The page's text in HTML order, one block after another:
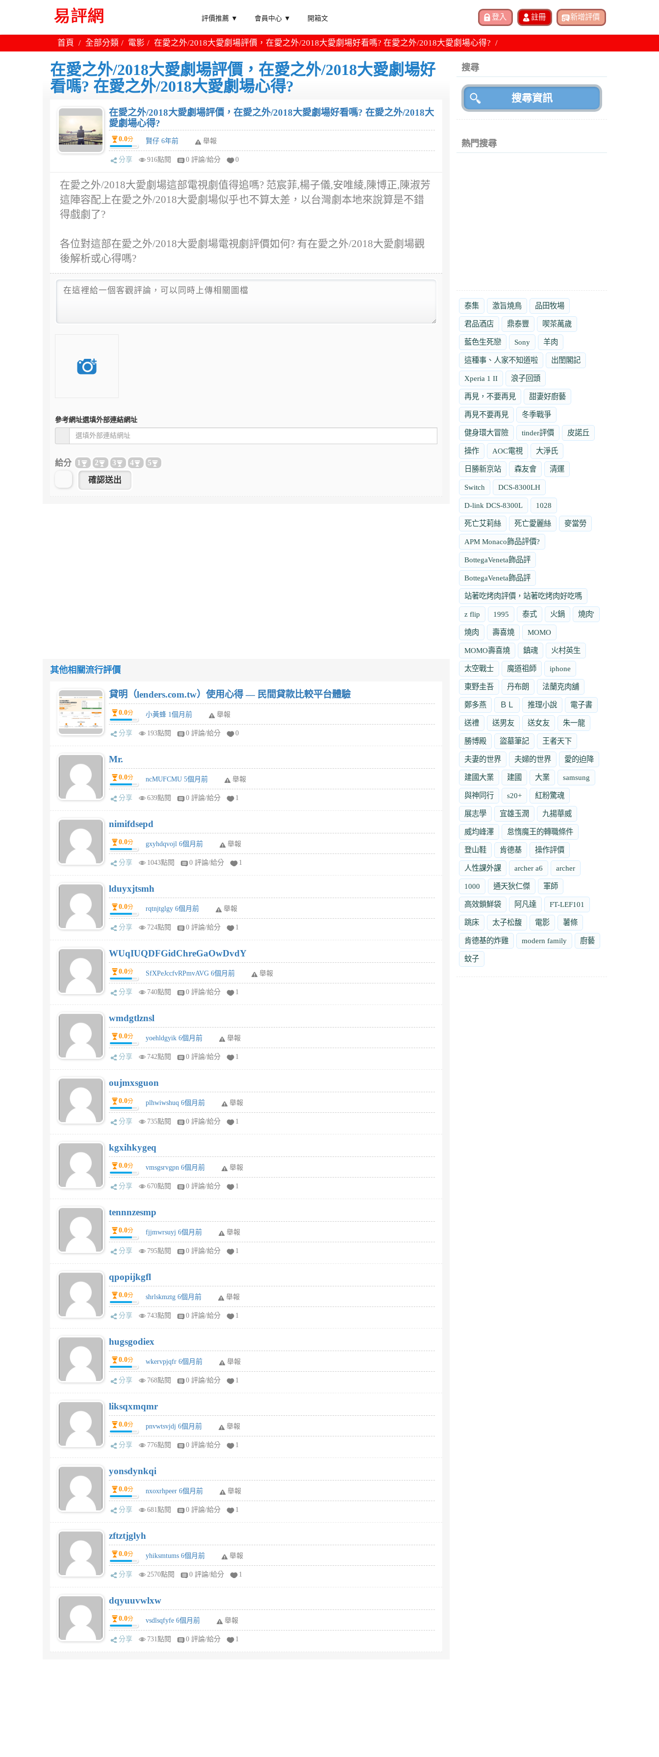
評價推薦 ▼ 會員中心 ▼ 開箱文
首頁 全部分類 電影 在愛之外/2018大愛劇場評價，在愛之外/2018大愛劇場好看嗎? 在愛之外/2018大愛劇場心得?
在愛之外/2018大愛劇場評價，在愛之外/2018大愛劇場好
看嗎? 在愛之外/2018大愛劇場心得?
在愛之外/2018大愛劇場評價，在愛之外/2018大愛劇場好看嗎? 在愛之外/2018大
愛劇場心得?
0.0分 賢仔 6年前 舉報
分享 916點閱 0 評論/給分 0
在愛之外/2018大愛劇場這部電視劇值得追嗎? 范宸菲,楊子儀,安唯綾,陳博正,陳淑芳
這陣容配上在愛之外/2018大愛劇場似乎也不算太差，以台灣劇本地來說算是不錯
得戲劇了?
各位對這部在愛之外/2018大愛劇場電視劇評價如何? 有在愛之外/2018大愛劇場觀
後解析或心得嗎?
參考網址選填外部連結網址
給分 1 2 3 4 5
其他相關流行評價
貸明（lenders.com.tw）使用心得 — 民間貸款比較平台體驗
0.0分 小黃蜂 1個月前 舉報
分享 193點閱 0 評論/給分 0
Mr.
0.0分 ncMUFCMU 5個月前 舉報
分享 639點閱 0 評論/給分 1
nimifdsepd
0.0分 gxyhdqvojl 6個月前 舉報
分享 1043點閱 0 評論/給分 1
lduyxjtsmh
0.0分 rqtnjtglgy 6個月前 舉報
分享 724點閱 0 評論/給分 1
WUqIUQDFGidChreGaOwDvdY
0.0分 SfXPeJccfvRPmvAVG 6個月前 舉報
分享 740點閱 0 評論/給分 1
wmdgtlznsl
0.0分 yoehldgyik 6個月前 舉報
分享 742點閱 0 評論/給分 1
oujmxsguon
0.0分 plhwiwshuq 6個月前 舉報
分享 735點閱 0 評論/給分 1
kgxihkygeq
0.0分 vmsgsrvgpn 6個月前 舉報
分享 670點閱 0 評論/給分 1
tennnzesmp
0.0分 fjjmwrsuyj 6個月前 舉報
分享 795點閱 0 評論/給分 1
qpopijkgfl
0.0分 shrlskmztg 6個月前 舉報
分享 743點閱 0 評論/給分 1
hugsgodiex
0.0分 wkervpjqfr 6個月前 舉報
分享 768點閱 0 評論/給分 1
liksqxmqmr
0.0分 pnvwtsvjdj 6個月前 舉報
分享 776點閱 0 評論/給分 1
yonsdynkqi
0.0分 nxoxrhpeer 6個月前 舉報
分享 681點閱 0 評論/給分 1
zftztjglyh
0.0分 yhiksmtums 6個月前 舉報
分享 2570點閱 0 評論/給分 1
dqyuuvwlxw
0.0分 vsdlsqfyfe 6個月前 舉報
分享 731點閱 0 評論/給分 1
搜尋
熱門搜尋
泰集 激旨燒鳥 品田牧場
君品酒店 鼎泰豐 喫茶萬歲
藍色生死戀 Sony 羊肉
這種事、人家不知道啦 出閨閣記
Xperia 1 II 浪子回頭
再見，不要再見 甜妻好廚藝
再見不要再見 冬季戰爭
健身環大冒險 tinder評價 皮諾丘
操作 AOC電視 大淨氏
日勝新京站 森友會 清運
Switch DCS-8300LH
D-link DCS-8300L 1028
死亡艾莉絲 死亡愛麗絲 麥當勞
APM Monaco飾品評價?
BottegaVeneta飾品評
BottegaVeneta飾品評
站著吃烤肉評價，站著吃烤肉好吃嗎
z flip 1995 泰式 火鍋 燒肉'
燒肉 壽喜燒 MOMO
MOMO壽喜燒 鎮魂 火村英生
太空戰士 魔道祖師 iphone
東野圭吾 丹布朗 法蘭克肉舖
鄭多燕 ＢＬ 推理小說 電子書
送禮 送男友 送女友 朱一龍
勝博殿 盜墓筆記 王者天下
夫妻的世界 夫婦的世界 愛的迫降
建國大業 建國 大業 samsung
與神同行 s20+ 紅粉驚魂
展志學 宜雄玉潤 九揚華威
威均峰澤 怠惰魔王的轉職條件
登山鞋 肯德基 操作評價
人性課外課 archer a6 archer
1000 通天狄仁傑 軍師
高效鎖鮮袋 阿凡達 FT-LEF101
跳床 太子松馥 電影 薯條
肯德基的炸雞 modern family 廚藝
蚊子